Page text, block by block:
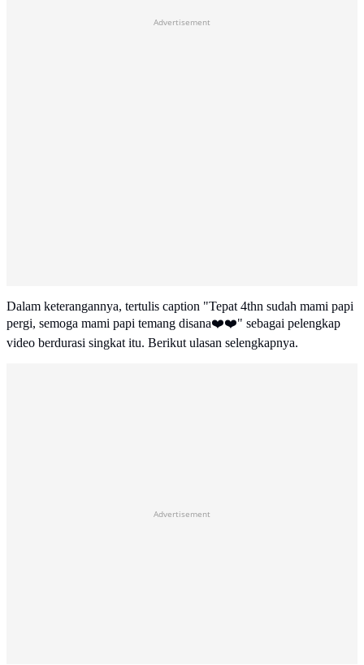
Advertisement
Dalam keterangannya, tertulis caption "Tepat 4thn sudah mami papi
pergi, semoga mami papi temang disana❤️❤️" sebagai pelengkap
video berdurasi singkat itu. Berikut ulasan selengkapnya.
Advertisement